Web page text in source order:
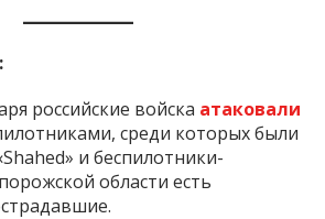
российские войска атаковали
среди которых были
и беспилотники-
области есть